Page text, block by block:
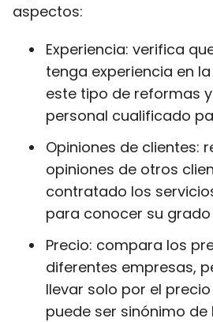
aspectos:
Experiencia: verifica
tenga experiencia en
este tipo de reformas
personal cualificado
Opiniones de clientes:
opiniones de otros
contratado los
para conocer su
Precio: compara los
diferentes empresas,
llevar solo por el
puede ser sinónimo